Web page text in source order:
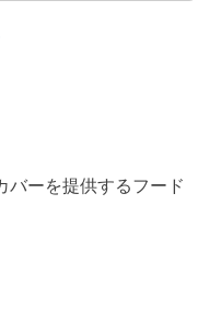
バーを提供するフード